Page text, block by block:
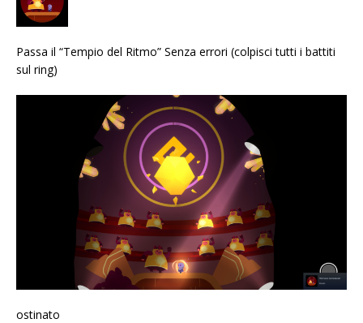
Passa il “Tempio del Ritmo” Senza errori (colpisci tutti i battiti
sul ring)
ostinato